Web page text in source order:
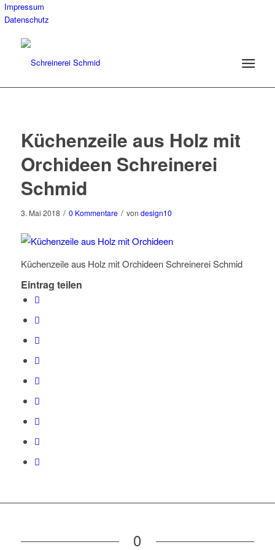
Impressum
Datenschutz
Küchenzeile aus Holz mit
Orchideen Schreinerei
Schmid
3. Mai 2018 / 0 Kommentare / von design10
Küchenzeile aus Holz mit Orchideen Schreinerei Schmid
Eintrag teilen
0